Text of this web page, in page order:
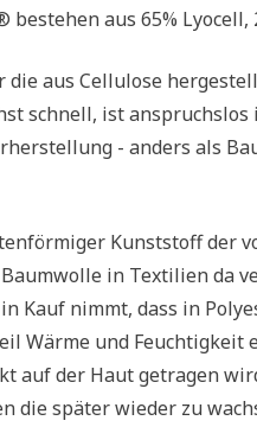
bestehen aus 65% Lyo­cell,
die aus Cel­lu­lo­se
schnell, ist
- anders als
Kunst­stoff der
in Tex­ti­li­en da
Kauf nimmt, dass in
Wär­me und
auf der Haut getra­gen
die spä­ter wie­der zu